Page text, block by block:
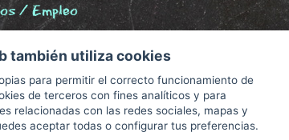
/ Empleo
también utiliza cookies
para permitir el correcto funcionamiento de
de terceros con fines analíticos y para
relacionadas con las redes sociales, mapas y
aceptar todas o configurar tus preferencias.